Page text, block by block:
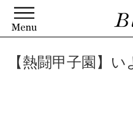
【熱闘甲子園】